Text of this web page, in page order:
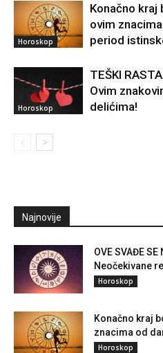
Horoskop
Konačno kraj
ovim
period
Horoskop
TEŠKI
Ovim
delićima!
Najnovije
OVE SVAĐE SE
Neočekivane
Horoskop
Konačno kraj
znacima od
Horoskop